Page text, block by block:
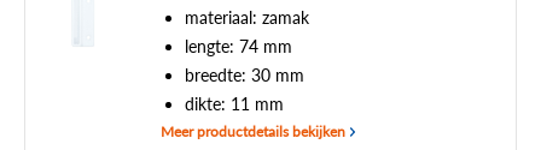
materiaal: zamak
lengte: 74 mm
breedte: 30 mm
dikte: 11 mm
Meer productdetails bekijken